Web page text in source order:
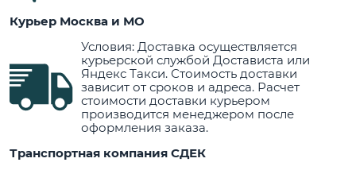
Курьер Москва и МО
Условия: Доставка осуществляется
курьерской службой Достависта или
Яндекс Такси. Стоимость доставки
зависит от сроков и адреса. Расчет
стоимости доставки курьером
производится менеджером после
оформления заказа.
Транспортная компания СДЕК